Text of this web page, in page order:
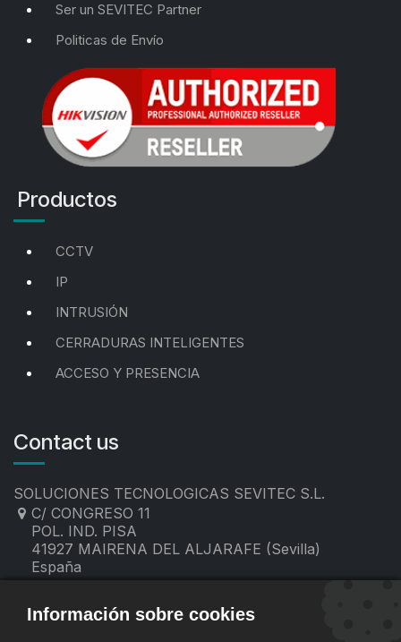
Ser un SEVITEC Partner
Politicas de Envío
Productos
CCTV
IP
INTRUSIÓN
CERRADURAS INTELIGENTES
ACCESO Y PRESENCIA
Contact us
SOLUCIONES TECNOLOGICAS SEVITEC S.L.
C/ CONGRESO 11
POL. IND. PISA
41927 MAIRENA DEL ALJARAFE (Sevilla)
España
contacto@sevitec.es
Información sobre cookies